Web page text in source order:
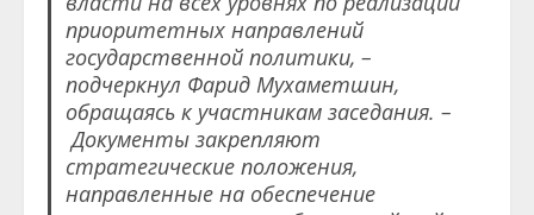
приоритетных направлений
государственной политики, –
подчеркнул Фарид Мухаметшин,
обращаясь к участникам заседания. –
Документы закрепляют
стратегические положения,
направленные на обеспечение